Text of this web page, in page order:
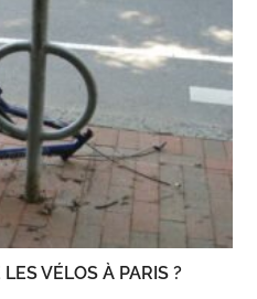
VÉLOS À PARIS ?